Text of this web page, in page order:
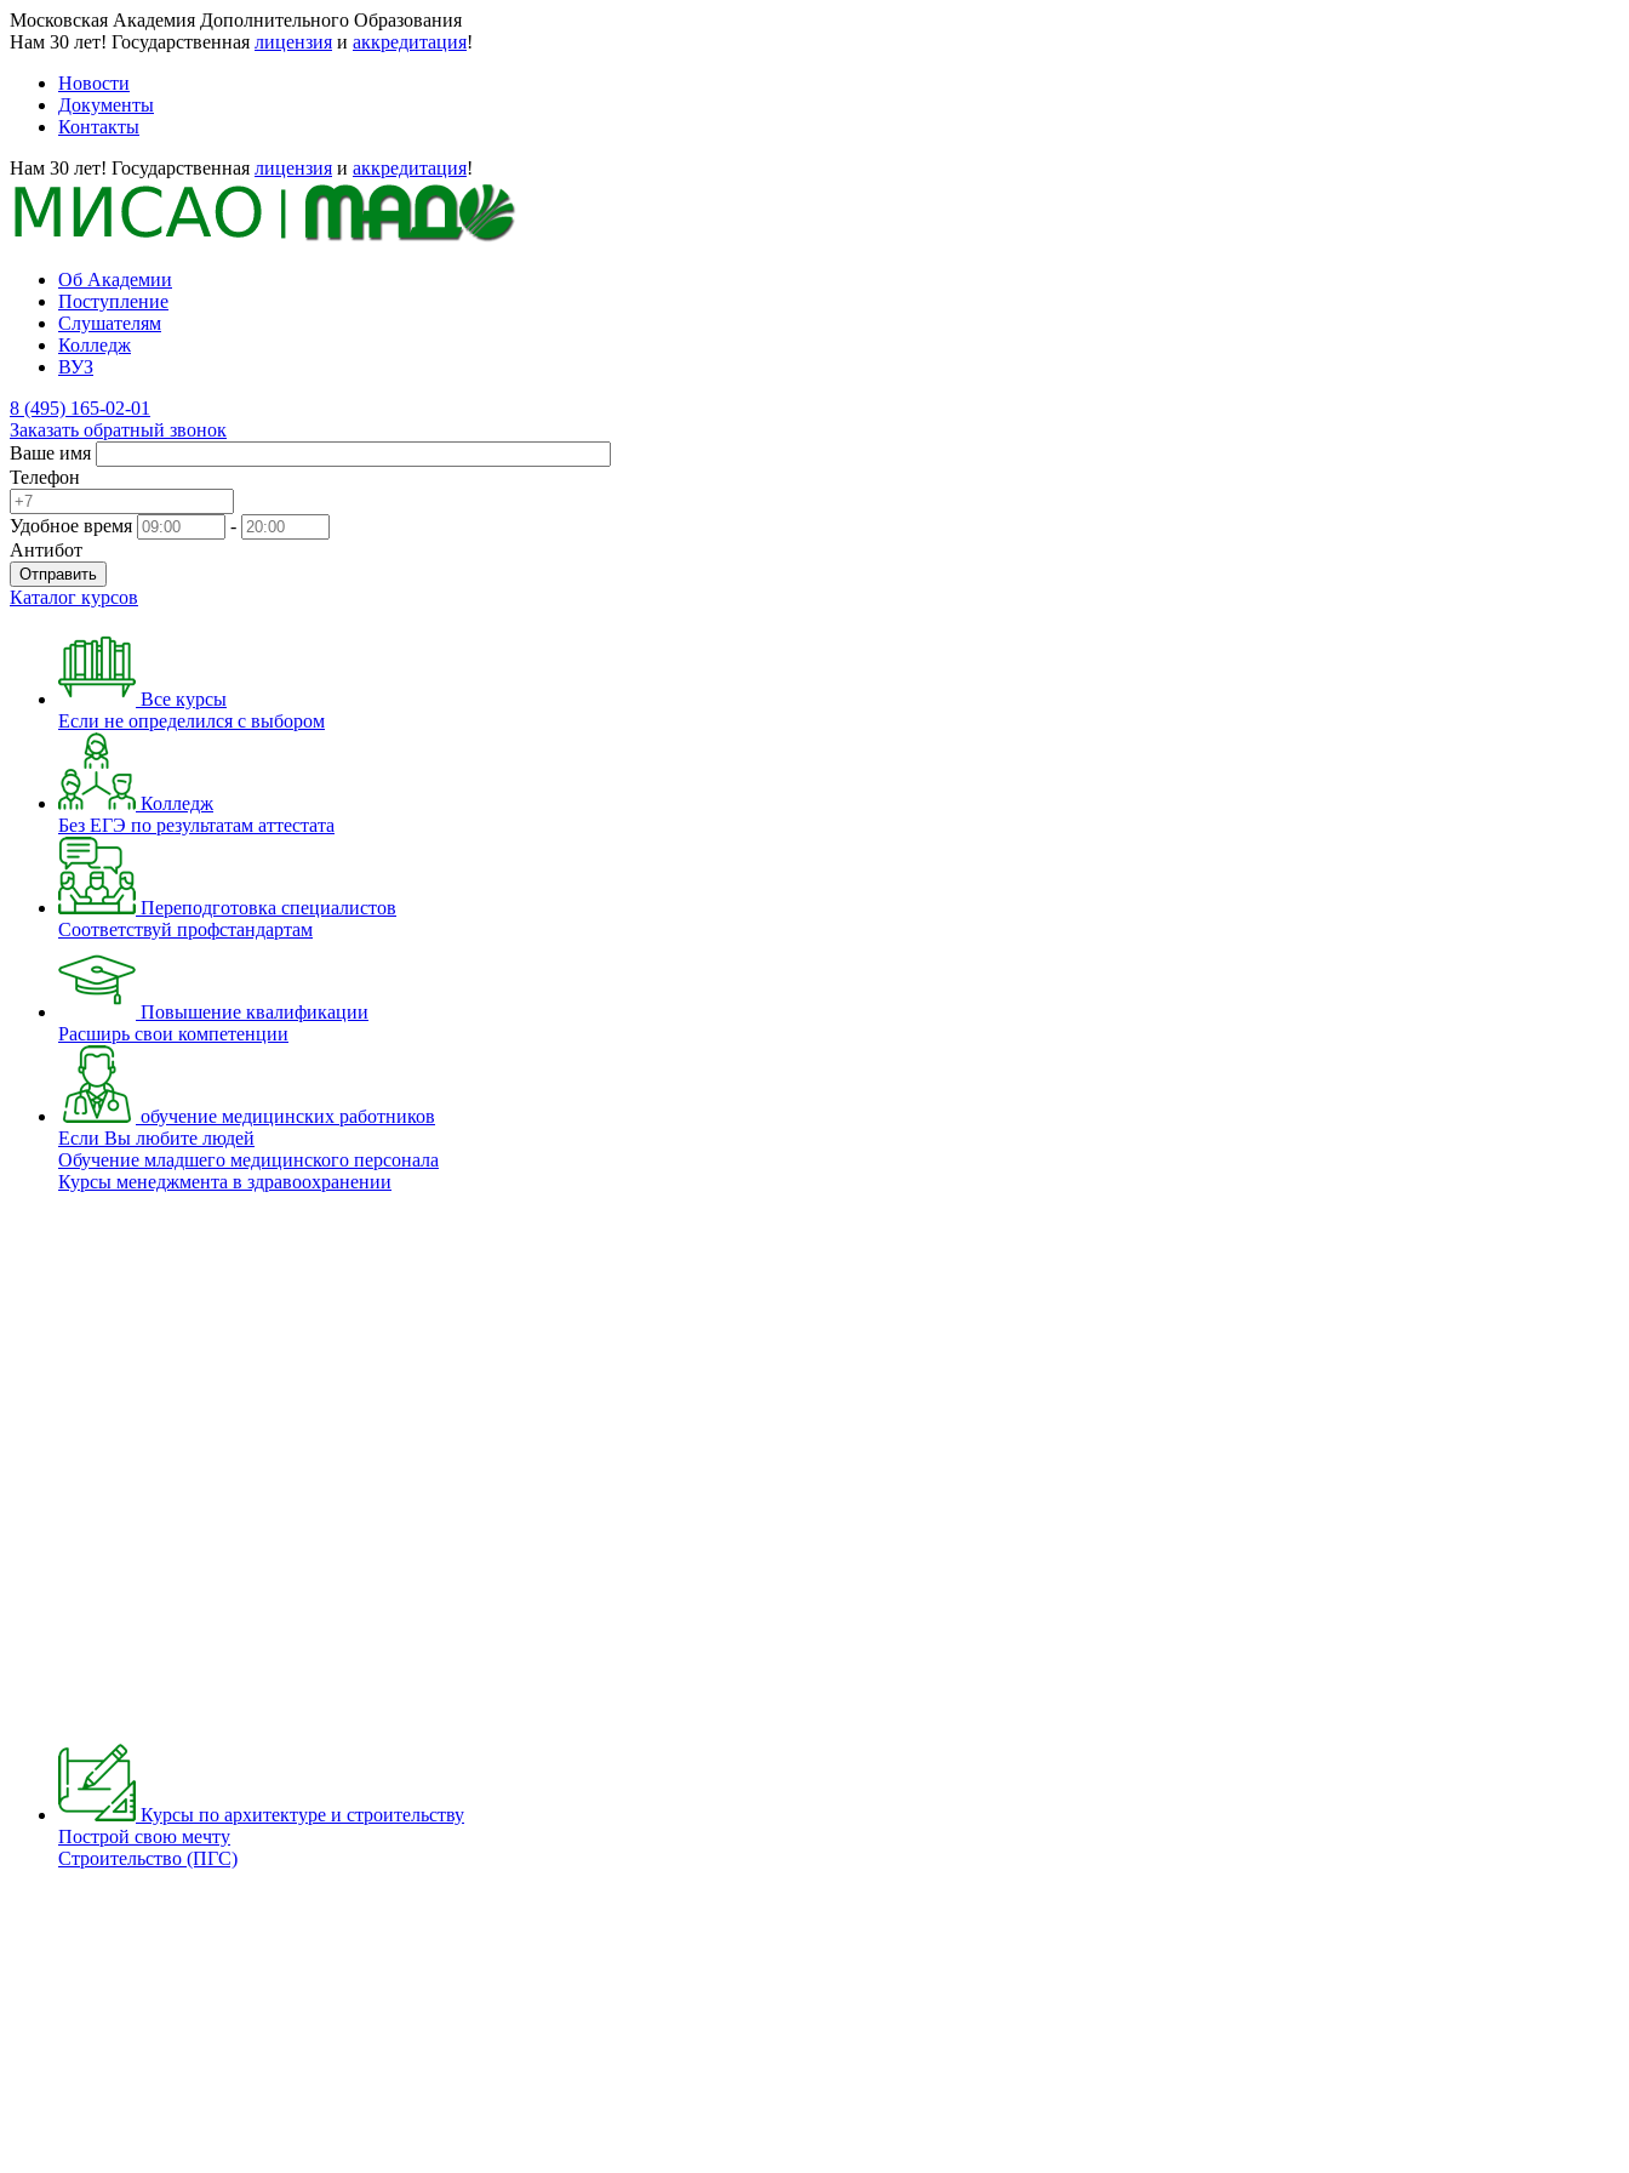
Московская Академия Дополнительного Образования
Нам 30 лет! Государственная лицензия и аккредитация!
Новости
Документы
Контакты
Нам 30 лет! Государственная лицензия и аккредитация!
Об Академии
Поступление
Слушателям
Колледж
ВУЗ
8 (495) 165-02-01
Заказать обратный звонок
Ваше имя
Телефон
Удобное время
-
Антибот
Отправить
Каталог курсов
Все курсы
Если не определился с выбором
Колледж
Без ЕГЭ по результатам аттестата
Переподготовка специалистов
Соответствуй профстандартам
Повышение квалификации
Расширь свои компетенции
обучение медицинских работников
Если Вы любите людей
Обучение младшего медицинского персонала
Курсы менеджмента в здравоохранении
Курсы по архитектуре и строительству
Построй свою мечту
Строительство (ПГС)